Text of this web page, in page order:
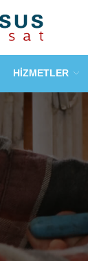
HİZMETLER